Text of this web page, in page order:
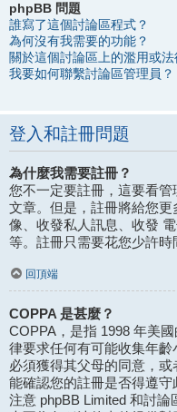
phpBB 問題
誰寫了這個討論區程式？
為何沒有我需要的功能？
關於這個討論區上的濫用或
我要如何聯繫討論區管理員？
登入和註冊問題
為什麼我需要註冊？
您不一定要註冊，這要看
文章。但是，註冊將給您
像、收發私人訊息、收發
等。註冊只需要花您少許時
回頂端
COPPA 是甚麼？
COPPA，是指 1998 年美
律要求任何有可能收集年齡
必須獲得其父母的同意，
能確認您的註冊是否得遵
注意 phpBB Limited 和討論